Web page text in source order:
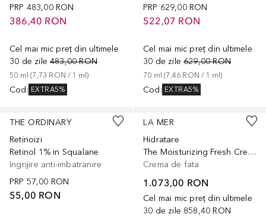
PRP 483,00 RON
386,40 RON
Cel mai mic preț din ultimele
30 de zile 483,00 RON
50 ml (7,73 RON / 1 ml)
Cod : EXTRA5%
PRP 629,00 RON
522,07 RON
Cel mai mic preț din ultimele
30 de zile 629,00 RON
70 ml (7,46 RON / 1 ml)
Cod : EXTRA5%
THE ORDINARY
Retinoizi
Retinol 1% in Squalane
Ingrijire anti-imbatranire
PRP 57,00 RON
55,00 RON
LA MER
Hidratare
The Moisturizing Fresh Cream
Crema de fata
1.073,00 RON
Cel mai mic preț din ultimele
30 de zile 858,40 RON